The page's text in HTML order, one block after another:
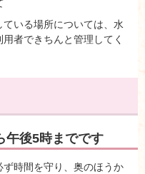
いる場所については、水
者できちんと管理してく
午後5時までです
時間を守り、奥のほうか